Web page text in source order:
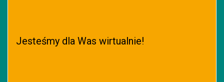
Jesteśmy dla Was wirtualnie!